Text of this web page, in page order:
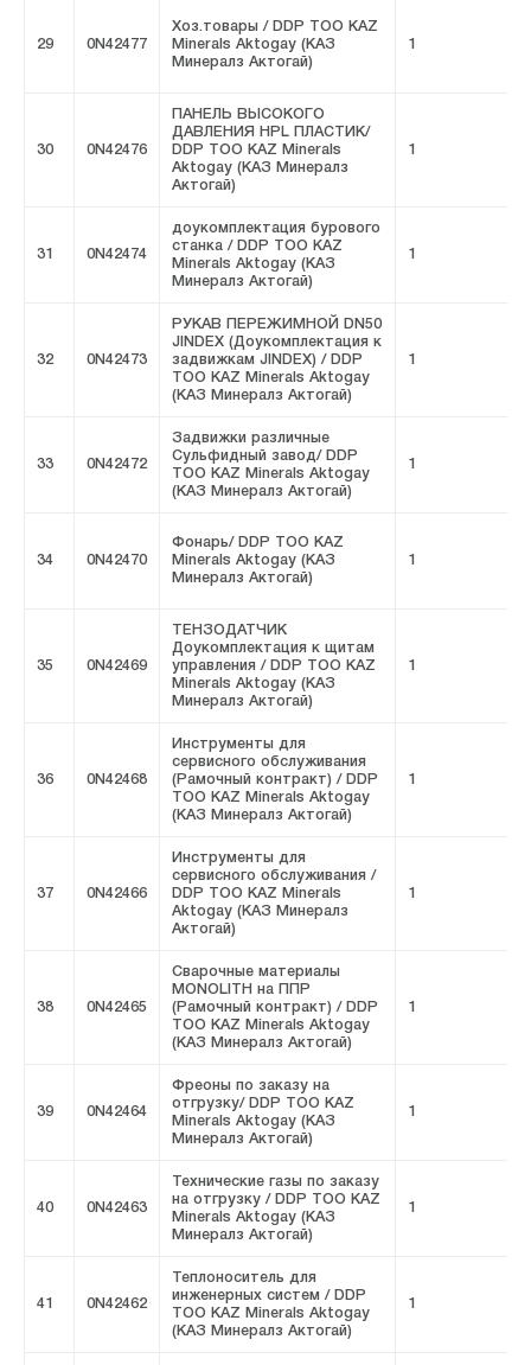
29 0N42477
Хоз.товары / DDP ТОО KAZ
Minerals Aktogay (КАЗ
Минералз Актогай)
1
30 0N42476
ПАНЕЛЬ ВЫСОКОГО
ДАВЛЕНИЯ HPL ПЛАСТИК/
DDP ТОО KAZ Minerals
Aktogay (КАЗ Минералз
Актогай)
1
31 0N42474
доукомплектация бурового
станка / DDP ТОО KAZ
Minerals Aktogay (КАЗ
Минералз Актогай)
1
32 0N42473
РУКАВ ПЕРЕЖИМНОЙ DN50
JINDEX (Доукомплектация к
задвижкам JINDEX) / DDP
ТОО KAZ Minerals Aktogay
(КАЗ Минералз Актогай)
1
33 0N42472
Задвижки различные
Сульфидный завод/ DDP
ТОО KAZ Minerals Aktogay
(КАЗ Минералз Актогай)
1
34 0N42470
Фонарь/ DDP ТОО KAZ
Minerals Aktogay (КАЗ
Минералз Актогай)
1
35 0N42469
ТЕНЗОДАТЧИК
Доукомплектация к щитам
управления / DDP ТОО KAZ
Minerals Aktogay (КАЗ
Минералз Актогай)
1
36 0N42468
Инструменты для
сервисного обслуживания
(Рамочный контракт) / DDP
ТОО KAZ Minerals Aktogay
(КАЗ Минералз Актогай)
1
37 0N42466
Инструменты для
сервисного обслуживания /
DDP ТОО KAZ Minerals
Aktogay (КАЗ Минералз
Актогай)
1
38 0N42465
Сварочные материалы
MONOLITH на ППР
(Рамочный контракт) / DDP
ТОО KAZ Minerals Aktogay
(КАЗ Минералз Актогай)
1
39 0N42464
Фреоны по заказу на
отгрузку/ DDP ТОО KAZ
Minerals Aktogay (КАЗ
Минералз Актогай)
1
40 0N42463
Технические газы по заказу
на отгрузку / DDP ТОО KAZ
Minerals Aktogay (КАЗ
Минералз Актогай)
1
41 0N42462
Теплоноситель для
инженерных систем / DDP
ТОО KAZ Minerals Aktogay
(КАЗ Минералз Актогай)
1